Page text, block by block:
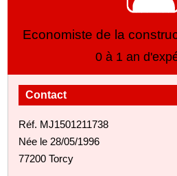
Economiste de la
0 à 1 an
Contact
Réf. MJ1501211738
Née le 28/05/1996
77200 Torcy